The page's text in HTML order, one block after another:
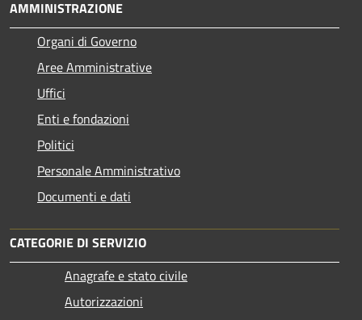
AMMINISTRAZIONE
Organi di Governo
Aree Amministrative
Uffici
Enti e fondazioni
Politici
Personale Amministrativo
Documenti e dati
CATEGORIE DI SERVIZIO
Anagrafe e stato civile
Autorizzazioni